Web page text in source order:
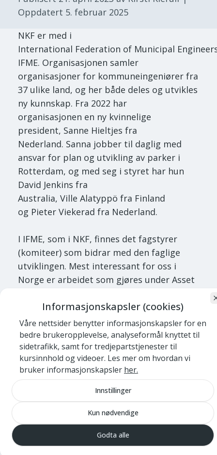
Oppdatert 5. februar 2025
NKF er med i
International Federation of Municipal
IFME. Organisasjonen samler
organisasjoner for kommuneingeniører fra
37 ulike land, og her både deles og utvikles
ny kunnskap. Fra 2022 har
organisasjonen en ny kvinnelige
president, Sanne Hieltjes fra
Nederland. Sanna jobber til daglig med
ansvar for plan og utvikling av parker i
Rotterdam, og med seg i styret har hun
David Jenkins fra
Australia, Ville Alatyppö fra Finland
og Pieter Viekerad fra Nederland.
I IFME, som i NKF, finnes det fagstyrer
(komiteer) som bidrar med den faglige
utviklingen. Mest interessant for oss i
Norge er arbeidet som gjøres under Asset
store perspektivet på hvordan vi drifter og
utvikler alle verdiene vi har i
kommunalteknisk sektor. Om du er
nysgjerrig vil du finne en lenke til IFMEs
online kurs i Asset Management, som gir
deg en sertifisering som
kommuneingeniør med innsikt i både veg
og bygg. Er det stor interesse kurset kan vi
få dette oversatt og lagt inn på NKF
Læring for alle våre medlemmer.
Informasjonskapsler (cookies)
Våre nettsider benytter informasjonskapsler for en
bedre brukeropplevelse, analyseformål knyttet til
sidetrafikk, samt for tredjepartstjenester til
kursinnhold og videoer. Les mer om hvordan vi
bruker informasjonskapsler her.
Innstillinger
Kun nødvendige
Godta alle